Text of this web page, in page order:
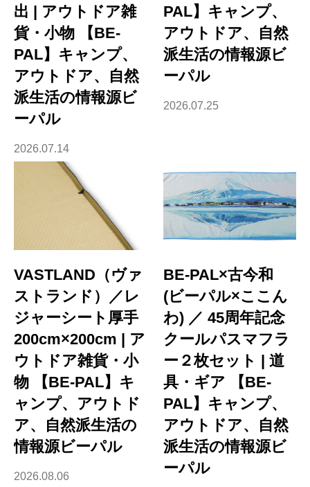
出 | アウトドア雑
貨・小物 【BE-
PAL】キャンプ、
アウトドア、自然
派生活の情報源ビ
ーパル
2026.07.14
PAL】キャンプ、
アウトドア、自然
派生活の情報源ビ
ーパル
2026.07.25
VASTLAND（ヴァ
ストランド）／レ
ジャーシート厚手
200cm×200cm | ア
ウトドア雑貨・小
物 【BE-PAL】キ
ャンプ、アウトド
ア、自然派生活の
情報源ビーパル
2026.08.06
BE-PAL×古今和
(ビーパル×ここん
わ) ／ 45周年記念
クールパスマフラ
ー２枚セット | 道
具・ギア 【BE-
PAL】キャンプ、
アウトドア、自然
派生活の情報源ビ
ーパル